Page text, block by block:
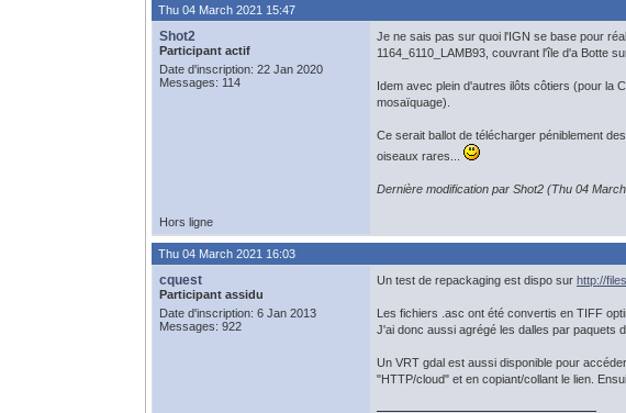
Thu 04 March 2021 15:47
Shot2
Participant actif
Date d'inscription: 22 Jan 2020
Messages: 114
Je ne sais pas sur quoi l'IGN se base pour
1164_6110_LAMB93, couvrant l'île d'a Botte
Idem avec plein d'autres ilôts côtiers (pour la
mosaïquage).
Ce serait ballot de télécharger péniblement
oiseaux rares...
Dernière modification par Shot2 (Thu 04
Hors ligne
Thu 04 March 2021 16:03
cquest
Participant assidu
Date d'inscription: 6 Jan 2013
Messages: 922
Un test de repackaging est dispo sur http://
Les fichiers .asc ont été convertis en TIFF
J'ai donc aussi agrégé les dalles par paquets
Un VRT gdal est aussi disponible pour
"HTTP/cloud" et en copiant/collant le lien.